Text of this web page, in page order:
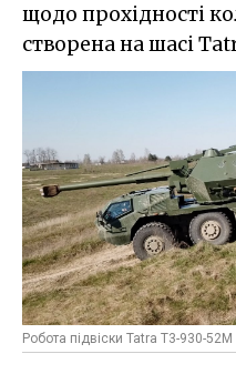
щодо прохідності
створена на шасі
Робота підвіски Tatra T3-930-52M